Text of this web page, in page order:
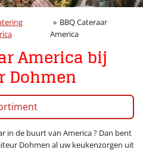
» BBQ Cateraar
America
America bij
Dohmen
in de buurt van America ? Dan bent
Dohmen al uw keukenzorgen uit